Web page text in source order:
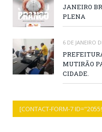
JANEIRO
PLENA
6 DE JANEIRO
MUTIRÃO
CIDADE.
[CONTACT-FORM-7